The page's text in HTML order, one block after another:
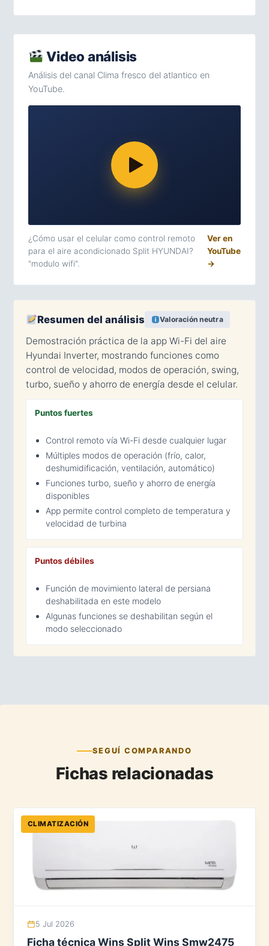
Video análisis
Análisis del canal Clima fresco del atlantico en
YouTube.
¿Cómo usar el celular como control remoto
para el aire acondicionado Split HYUNDAI?
"modulo wifi".
Ver en
YouTube
→
Resumen del análisis Valoración neutra
Demostración práctica de la app Wi-Fi del aire
Hyundai Inverter, mostrando funciones como
control de velocidad, modos de operación, swing,
turbo, sueño y ahorro de energía desde el celular.
Puntos fuertes
Control remoto vía Wi-Fi desde cualquier lugar
Múltiples modos de operación (frío, calor,
deshumidificación, ventilación, automático)
Funciones turbo, sueño y ahorro de energía
disponibles
App permite control completo de temperatura y
velocidad de turbina
Puntos débiles
Función de movimiento lateral de persiana
deshabilitada en este modelo
Algunas funciones se deshabilitan según el
modo seleccionado
SEGUÍ COMPARANDO
Fichas relacionadas
CLIMATIZACIÓN
5 Jul 2026
Ficha técnica Wins Split Wins Smw2475